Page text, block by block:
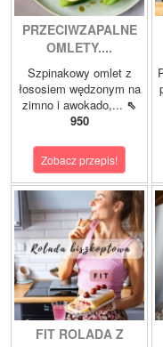
PRZECIWZAPALNE
OMLETY....
Szpinakowy omlet z
łososiem wędzonym na
zimno i awokado,... ⇖
950
Zobacz przepis!
FIT ROLADA Z